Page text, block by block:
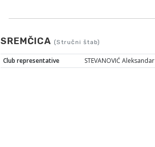
SREMČICA (Stručni štab)
Club representative STEVANOVIĆ Aleksandar